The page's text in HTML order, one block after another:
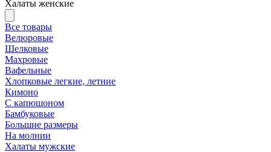
Халаты женские
Все товары
Велюровые
Шелковые
Махровые
Вафельные
Хлопковые легкие, летние
Кимоно
С капюшоном
Бамбуковые
Большие размеры
На молнии
Халаты мужские